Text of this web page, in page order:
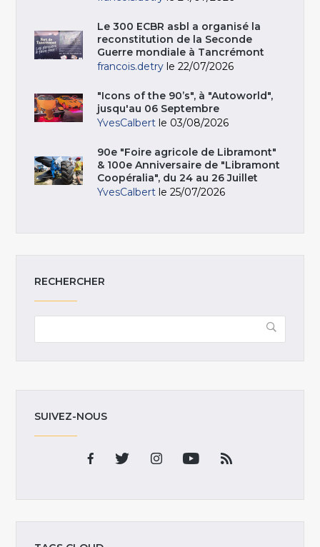
Le 300 ECBR asbl a organisé la
reconstitution de la Seconde
Guerre mondiale à Tancrémont
francois.detry le 22/07/2026
"Icons of the 90’s", à "Autoworld",
jusqu'au 06 Septembre
YvesCalbert le 03/08/2026
90e "Foire agricole de Libramont"
& 100e Anniversaire de "Libramont
Coopéralia", du 24 au 26 Juillet
YvesCalbert le 25/07/2026
RECHERCHER
SUIVEZ-NOUS